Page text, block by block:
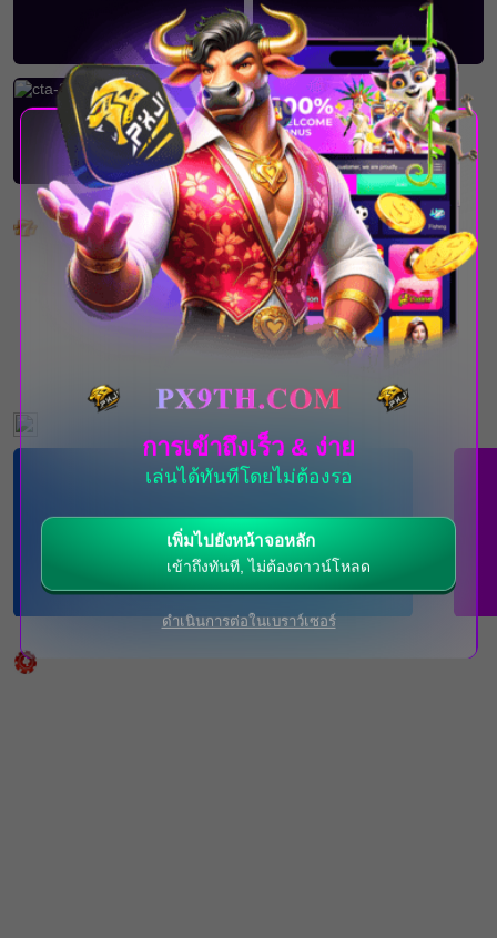
เกมยอดนิยม
ไม่มีคู่การแข่งขัน ณ ขณะนี้
คลิกที่นี่เพื่อดูคู่ การแข่งขันที่กำลังจะมาถึง
การเข้าถึงเร็ว & ง่าย
เล่นได้ทันทีโดยไม่ต้องรอ
เพิ่มไปยังหน้าจอหลัก
เข้าถึงทันที, ไม่ต้องดาวน์โหลด
ดำเนินการต่อในเบราว์เซอร์